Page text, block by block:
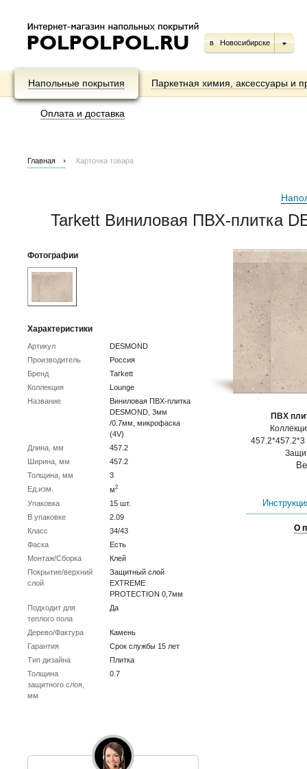
в Новосибирске
Напольные покрытия Паркетная химия, аксессуары и
Оплата и доставка
Главная Карточка товара
Tarkett Виниловая ПВХ-плитка
Фотографии
Характеристики
Артикул
DESMOND
Производитель
Россия
Бренд
Tarkett
Коллекция
Lounge
Название
Виниловая ПВХ-плитка
DESMOND, 3мм
/0.7мм, микрофаска
(4V)
Длина, мм
457.2
Ширина, мм
457.2
Толщина, мм
3
Ед.изм.
м2
Упаковка
15 шт.
В упаковке
2.09
Класс
34/43
Фаска
Есть
Монтаж/Сборка
Клей
Покрытие/верхний
слой
Защитный слой
EXTREME
PROTECTION 0,7мм
Подходит для
теплого пола
Да
Дерево/Фактура
Камень
Гарантия
Срок службы 15 лет
Тип дизайна
Плитка
Толщина
защитного слоя,
мм
0.7
ПВХ
457.2*457.2*3
О